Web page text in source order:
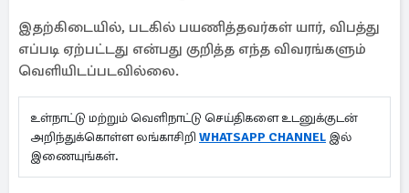
இதற்கிடையில், படகில் பயணித்தவர்கள் யார், விபத்து
எப்படி ஏற்பட்டது என்பது குறித்த எந்த விவரங்களும்
வெளியிடப்படவில்லை.
உள்நாட்டு மற்றும் வெளிநாட்டு செய்திகளை உடனுக்குடன்
அறிந்துக்கொள்ள லங்காசிறி WHATSAPP CHANNEL இல்
இணையுங்கள்.